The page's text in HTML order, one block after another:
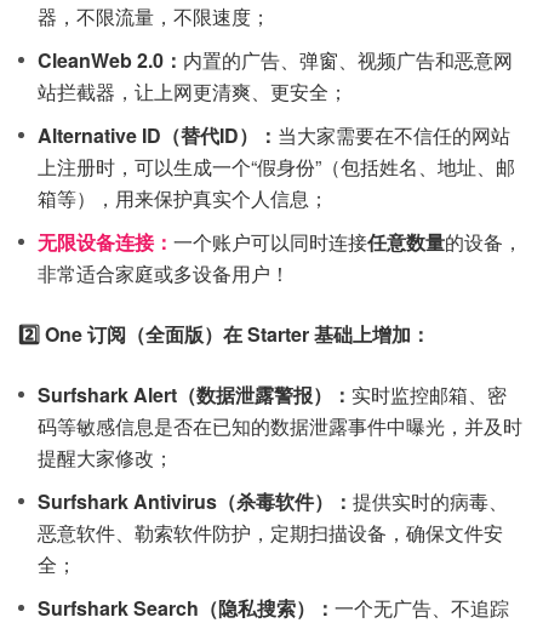
器，不限流量，不限速度；
CleanWeb 2.0： 内置的广告、弹窗、视频广告和恶意网
站拦截器，让上网更清爽、更安全；
Alternative ID（替代ID）： 当大家需要在不信任的网站
上注册时，可以生成一个“假身份”（包括姓名、地址、邮
箱等），用来保护真实个人信息；
无限设备连接： 一个账户可以同时连接任意数量的设备，
非常适合家庭或多设备用户！
2️⃣ One 订阅（全面版）在 Starter 基础上增加：
Surfshark Alert（数据泄露警报）： 实时监控邮箱、密
码等敏感信息是否在已知的数据泄露事件中曝光，并及时
提醒大家修改；
Surfshark Antivirus（杀毒软件）： 提供实时的病毒、
恶意软件、勒索软件防护，定期扫描设备，确保文件安
全；
Surfshark Search（隐私搜索）： 一个无广告、不追踪